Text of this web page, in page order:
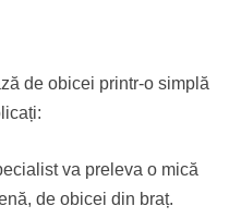
de obicei printr-o simplă
va preleva o mică
de obicei din braț.